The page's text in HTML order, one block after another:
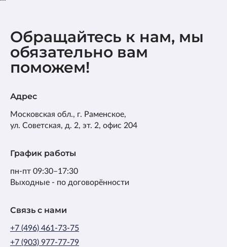
Обращайтесь к нам, мы
обязательно вам
поможем!
Адрес
Московская обл., г. Раменское,
ул. Советская, д. 2, эт. 2, офис 204
График работы
пн-пт 09:30–17:30
Выходные - по договорённости
Связь с нами
+7 (496) 461-73-75
+7 (903) 977-77-79